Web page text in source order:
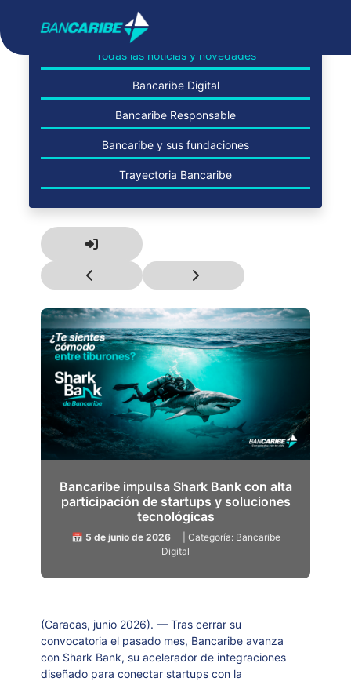
Todas las noticias y novedades
Bancaribe Digital
Bancaribe Responsable
Bancaribe y sus fundaciones
Trayectoria Bancaribe
Bancaribe impulsa Shark Bank con alta
participación de startups y soluciones
tecnológicas
📅 5 de junio de 2026
| Categoría: Bancaribe
Digital
(Caracas, junio 2026). — Tras cerrar su
convocatoria el pasado mes, Bancaribe avanza
con Shark Bank, su acelerador de integraciones
diseñado para conectar startups con la